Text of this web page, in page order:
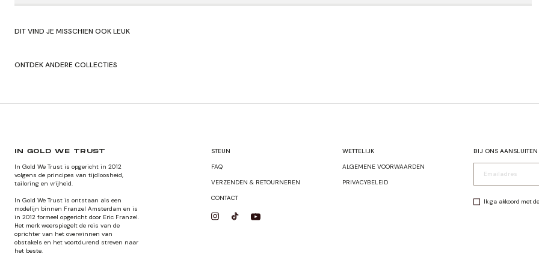
DIT VIND JE MISSCHIEN OOK LEUK
ONTDEK ANDERE COLLECTIES
SHOP HERFST/WINTER'24
IN GOLD WE TRUST
In Gold We Trust is opgericht in 2012
volgens de principes van tijdloosheid,
tailoring en vrijheid.
In Gold We Trust is ontstaan als een
modelijn binnen Franzel Amsterdam en is
in 2012 formeel opgericht door Eric Franzel.
Het merk weerspiegelt de reis van de
oprichter van het overwinnen van
obstakels en het voortdurend streven naar
het beste.
STEUN
FAQ
VERZENDEN & RETOURNEREN
CONTACT
WETTELIJK
ALGEMENE VOORWAARDEN
PRIVACYBELEID
BIJ ONS AANSLUITEN
Ik ga akkoord met